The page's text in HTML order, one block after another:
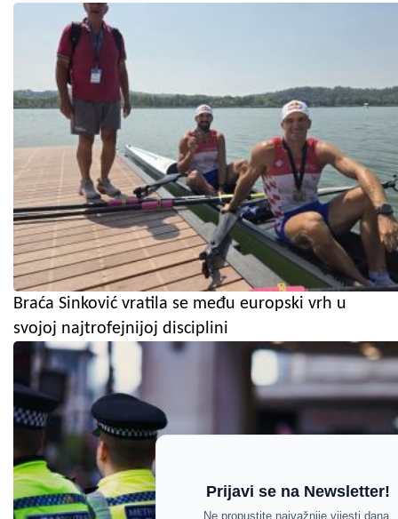
Braća Sinković vratila se među europski vrh u
svojoj najtrofejnijoj disciplini
Prijavi se na Newsletter!
Ne propustite najvažnije vijesti dana.